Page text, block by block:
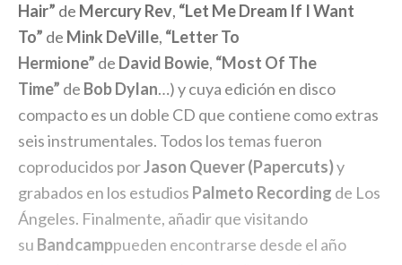
Hair” de Mercury Rev, “Let Me Dream If I Want
To” de Mink DeVille, “Letter To
Hermione” de David Bowie, “Most Of The
Time” de Bob Dylan…) y cuya edición en disco
compacto es un doble CD que contiene como extras
seis instrumentales. Todos los temas fueron
coproducidos porJason Quever (Papercuts)y
grabados en los estudios Palmeto Recording de Los
Ángeles. Finalmente, añadir que visitando
su Bandcamppueden encontrarse desde el año